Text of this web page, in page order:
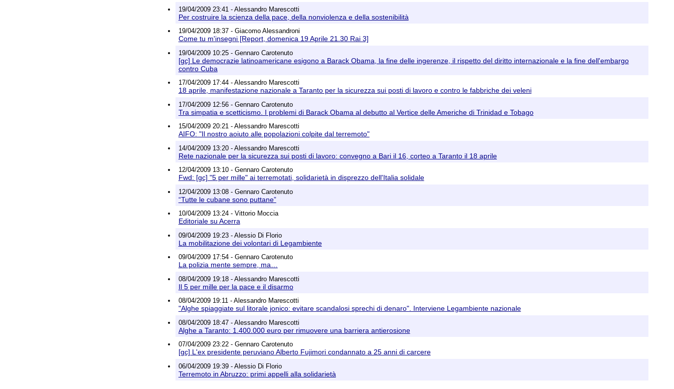
19/04/2009 23:41 - Alessandro Marescotti
Per costruire la scienza della pace, della nonviolenza e della sostenibilità
19/04/2009 18:37 - Giacomo Alessandroni
Come tu m'insegni [Report, domenica 19 Aprile 21.30 Rai 3]
19/04/2009 10:25 - Gennaro Carotenuto
[gc] Le democrazie latinoamericane esigono a Barack Obama, la fine delle ingerenze, il rispetto del diritto internazionale e la fine dell'embargo
contro Cuba
17/04/2009 17:44 - Alessandro Marescotti
18 aprile, manifestazione nazionale a Taranto per la sicurezza sui posti di lavoro e contro le fabbriche dei veleni
17/04/2009 12:56 - Gennaro Carotenuto
Tra simpatia e scetticismo. I problemi di Barack Obama al debutto al Vertice delle Americhe di Trinidad e Tobago
15/04/2009 20:21 - Alessandro Marescotti
AIFO: "Il nostro aoiuto alle popolazioni colpite dal terremoto"
14/04/2009 13:20 - Alessandro Marescotti
Rete nazionale per la sicurezza sui posti di lavoro: convegno a Bari il 16, corteo a Taranto il 18 aprile
12/04/2009 13:10 - Gennaro Carotenuto
Fwd: [gc] "5 per mille" ai terremotati, solidarietà in disprezzo dell'Italia solidale
12/04/2009 13:08 - Gennaro Carotenuto
“Tutte le cubane sono puttane”
10/04/2009 13:24 - Vittorio Moccia
Editoriale su Acerra
09/04/2009 19:23 - Alessio Di Florio
La mobilitazione dei volontari di Legambiente
09/04/2009 17:54 - Gennaro Carotenuto
La polizia mente sempre, ma…
08/04/2009 19:18 - Alessandro Marescotti
Il 5 per mille per la pace e il disarmo
08/04/2009 19:11 - Alessandro Marescotti
"Alghe spiaggiate sul litorale jonico: evitare scandalosi sprechi di denaro". Interviene Legambiente nazionale
08/04/2009 18:47 - Alessandro Marescotti
Alghe a Taranto: 1.400.000 euro per rimuovere una barriera antierosione
07/04/2009 23:22 - Gennaro Carotenuto
[gc] L'ex presidente peruviano Alberto Fujimori condannato a 25 anni di carcere
06/04/2009 19:39 - Alessio Di Florio
Terremoto in Abruzzo: primi appelli alla solidarietà